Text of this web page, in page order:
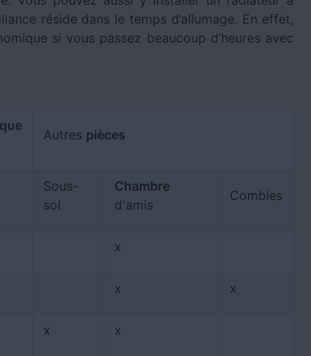
réside dans le temps d’allumage. En effet,
si vous passez beaucoup d’heures avec
Autres pièces
Sous-
sol
Chambre
d'amis
Combles
x
x x
x x